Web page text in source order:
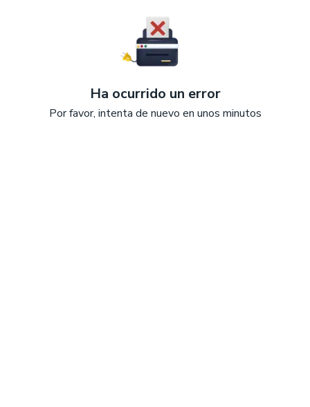
Ha ocurrido un error
Por favor, intenta de nuevo en unos minutos